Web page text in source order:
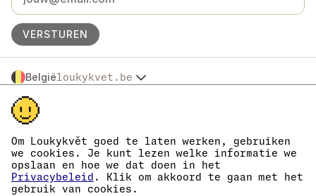
Om Loukykvět goed te laten werken, gebruiken
we cookies. Je kunt lezen welke informatie we
opslaan en hoe we dat doen in het
Privacybeleid . Klik om akkoord te gaan met het
gebruik van cookies.
VERSTUREN
Belgiëloukykvet.be
Slovensko
Polska
Österreich
Deutschland
France
Danmark
Eesti
© 2016 →
Loukykvět s.r.o. staat ingeschreven in het handelsregister van de
We zijn aangesloten bij het EKO-KOM-systeem onder nummer
EKF00180493.
Wij geven plantenpaspoorten af onder registratienummer 0636.
Ons registratienummer is 05663687, het btw-nummer is CZ05663687.
Het ID van de data box is eng827q.
Het EORI-nummer is CZ05663687.